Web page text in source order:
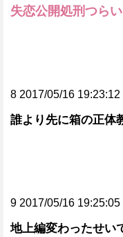
失恋公開処刑つら
8 2017/05/16 19:23:12
誰より先に箱の正体
9 2017/05/16 19:25:05
地上編変わったせい